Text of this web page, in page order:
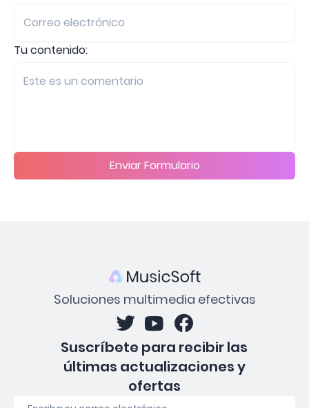
Tu contenido:
Enviar Formulario
Soluciones multimedia efectivas
Suscríbete para recibir las
últimas actualizaciones y
ofertas